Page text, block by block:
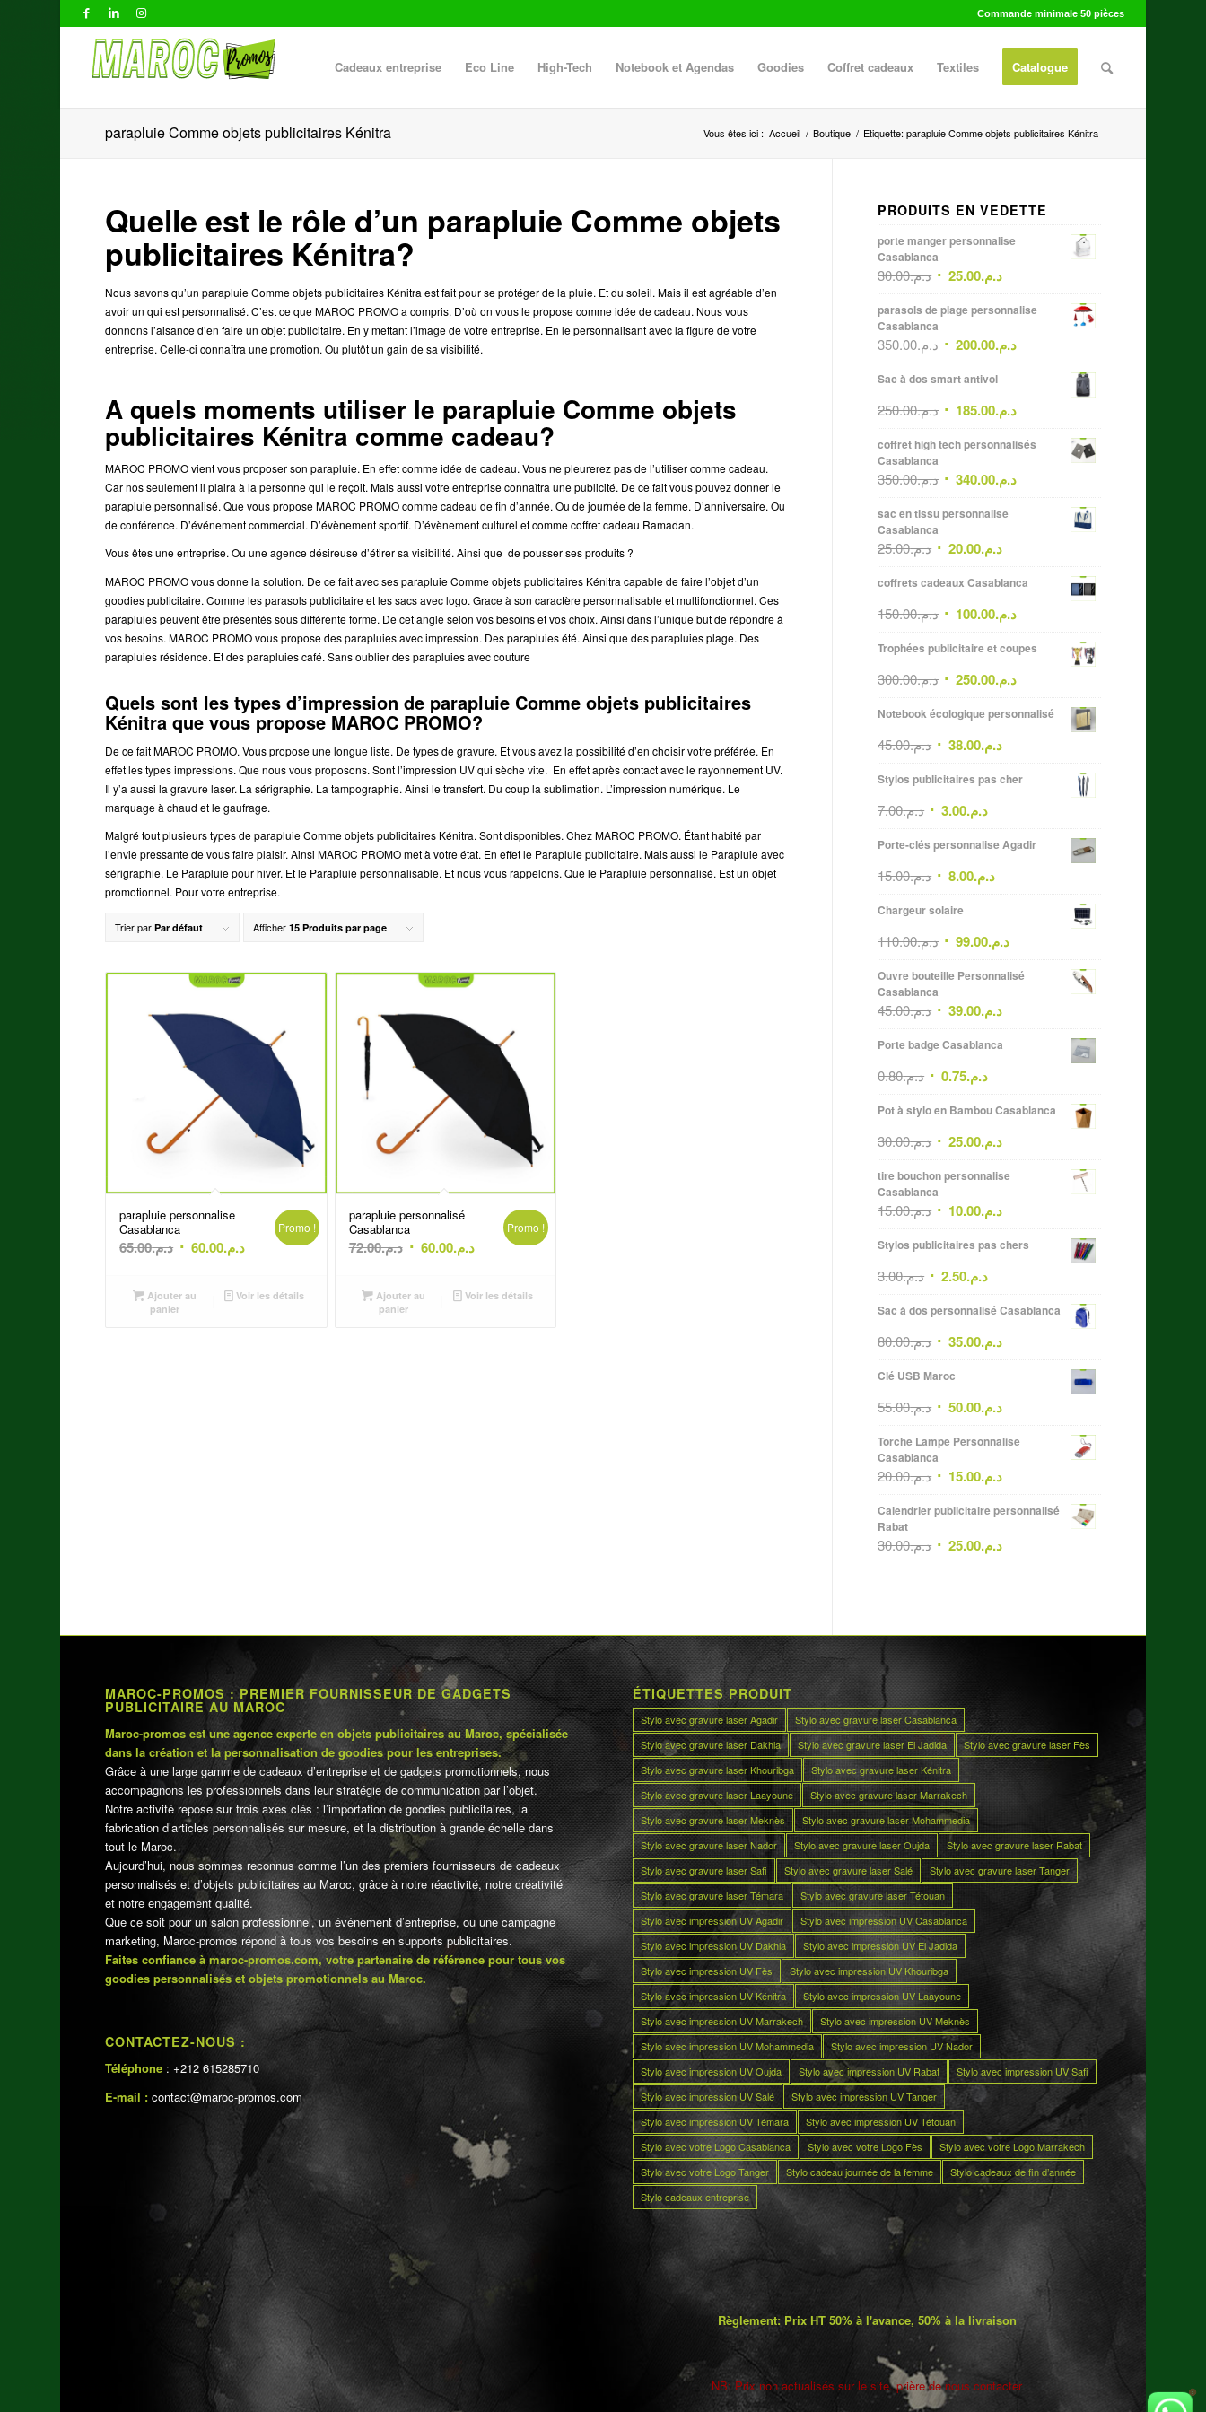
Commande minimale 50 pièces
Cadeaux entreprise Eco Line High-Tech Notebook et Agendas Goodies Coffret cadeaux Textiles Catalogue
parapluie Comme objets publicitaires Kénitra Vous êtes ici : Accueil / Boutique / Etiquette: parapluie Comme objets publicitaires Kénitra
Quelle est le rôle d’un parapluie Comme objets
publicitaires Kénitra?
Nous savons qu’un parapluie Comme objets publicitaires Kénitra est fait pour se protéger de la pluie. Et du soleil. Mais il est agréable d’en
avoir un qui est personnalisé. C’est ce que MAROC PROMO a compris. D’où on vous le propose comme idée de cadeau. Nous vous
donnons l’aisance d’en faire un objet publicitaire. En y mettant l’image de votre entreprise. En le personnalisant avec la figure de votre
entreprise. Celle-ci connaîtra une promotion. Ou plutôt un gain de sa visibilité.
A quels moments utiliser le parapluie Comme objets
publicitaires Kénitra comme cadeau?
MAROC PROMO vient vous proposer son parapluie. En effet comme idée de cadeau. Vous ne pleurerez pas de l’utiliser comme cadeau.
Car nos seulement il plaira à la personne qui le reçoit. Mais aussi votre entreprise connaîtra une publicité. De ce fait vous pouvez donner le
parapluie personnalisé. Que vous propose MAROC PROMO comme cadeau de fin d’année. Ou de journée de la femme. D’anniversaire. Ou
de conférence. D’événement commercial. D’évènement sportif. D’évènement culturel et comme coffret cadeau Ramadan.
Vous êtes une entreprise. Ou une agence désireuse d’étirer sa visibilité. Ainsi que de pousser ses produits ?
MAROC PROMO vous donne la solution. De ce fait avec ses parapluie Comme objets publicitaires Kénitra capable de faire l’objet d’un
goodies publicitaire. Comme les parasols publicitaire et les sacs avec logo. Grace à son caractère personnalisable et multifonctionnel. Ces
parapluies peuvent être présentés sous différente forme. De cet angle selon vos besoins et vos choix. Ainsi dans l’unique but de répondre à
vos besoins. MAROC PROMO vous propose des parapluies avec impression. Des parapluies été. Ainsi que des parapluies plage. Des
parapluies résidence. Et des parapluies café. Sans oublier des parapluies avec couture
Quels sont les types d’impression de parapluie Comme objets publicitaires
Kénitra que vous propose MAROC PROMO?
De ce fait MAROC PROMO. Vous propose une longue liste. De types de gravure. Et vous avez la possibilité d’en choisir votre préférée. En
effet les types impressions. Que nous vous proposons. Sont l’impression UV qui sèche vite. En effet après contact avec le rayonnement UV.
Il y’a aussi la gravure laser. La sérigraphie. La tampographie. Ainsi le transfert. Du coup la sublimation. L’impression numérique. Le
marquage à chaud et le gaufrage.
Malgré tout plusieurs types de parapluie Comme objets publicitaires Kénitra. Sont disponibles. Chez MAROC PROMO. Étant habité par
l’envie pressante de vous faire plaisir. Ainsi MAROC PROMO met à votre état. En effet le Parapluie publicitaire. Mais aussi le Parapluie avec
sérigraphie. Le Parapluie pour hiver. Et le Parapluie personnalisable. Et nous vous rappelons. Que le Parapluie personnalisé. Est un objet
promotionnel. Pour votre entreprise.
Trier parPar défaut Afficher15 Produits par page
parapluie personnalise
Casablanca
د.م.65.00
Le
initial
était :
د.م.60.00
Le
actuel
Promo !
Ajouter au
panier
Voir les détails
parapluie personnalisé
Casablanca
د.م.72.00
Le
initial
était :
د.م.60.00
Le
actuel
Promo !
Ajouter au
panier
Voir les détails
PRODUITS EN VEDETTE
porte manger personnalise
Casablanca
د.م.30.00 د.م.25.00
parasols de plage personnalise
Casablanca
د.م.350.00 د.م.200.00
Sac à dos smart antivol
د.م.250.00 د.م.185.00
coffret high tech personnalisés
Casablanca
د.م.350.00 د.م.340.00
sac en tissu personnalise
Casablanca
د.م.25.00 د.م.20.00
coffrets cadeaux Casablanca
د.م.150.00 د.م.100.00
Trophées publicitaire et coupes
د.م.300.00 د.م.250.00
Notebook écologique personnalisé
د.م.45.00 د.م.38.00
Stylos publicitaires pas cher
د.م.7.00 د.م.3.00
Porte-clés personnalise Agadir
د.م.15.00 د.م.8.00
Chargeur solaire
د.م.110.00 د.م.99.00
Ouvre bouteille Personnalisé
Casablanca
د.م.45.00 د.م.39.00
Porte badge Casablanca
د.م.0.80 د.م.0.75
Pot à stylo en Bambou Casablanca
د.م.30.00 د.م.25.00
tire bouchon personnalise
Casablanca
د.م.15.00 د.م.10.00
Stylos publicitaires pas chers
د.م.3.00 د.م.2.50
Sac à dos personnalisé Casablanca
د.م.80.00 د.م.35.00
Clé USB Maroc
د.م.55.00 د.م.50.00
Torche Lampe Personnalise
Casablanca
د.م.20.00 د.م.15.00
Calendrier publicitaire personnalisé
Rabat
د.م.30.00 د.م.25.00
MAROC-PROMOS : PREMIER FOURNISSEUR DE GADGETS
PUBLICITAIRE AU MAROC
Maroc-promos est une agence experte en objets publicitaires au Maroc, spécialisée
dans la création et la personnalisation de goodies pour les entreprises.
Grâce à une large gamme de cadeaux d’entreprise et de gadgets promotionnels, nous
accompagnons les professionnels dans leur stratégie de communication par l’objet.
Notre activité repose sur trois axes clés : l’importation de goodies publicitaires, la
fabrication d’articles personnalisés sur mesure, et la distribution à grande échelle dans
tout le Maroc.
Aujourd’hui, nous sommes reconnus comme l’un des premiers fournisseurs de cadeaux
personnalisés et d’objets publicitaires au Maroc, grâce à notre réactivité, notre créativité
et notre engagement qualité.
Que ce soit pour un salon professionnel, un événement d’entreprise, ou une campagne
marketing, Maroc-promos répond à tous vos besoins en supports publicitaires.
Faites confiance à maroc-promos.com, votre partenaire de référence pour tous vos
goodies personnalisés et objets promotionnels au Maroc.
CONTACTEZ-NOUS :
Téléphone : +212 615285710
E-mail : contact@maroc-promos.com
ÉTIQUETTES PRODUIT
Stylo avec gravure laser Agadir
Stylo avec gravure laser Casablanca
Stylo avec gravure laser Dakhla
Stylo avec gravure laser El Jadida
Stylo avec gravure laser Fès
Stylo avec gravure laser Khouribga
Stylo avec gravure laser Kénitra
Stylo avec gravure laser Laayoune
Stylo avec gravure laser Marrakech
Stylo avec gravure laser Meknès
Stylo avec gravure laser Mohammedia
Stylo avec gravure laser Nador
Stylo avec gravure laser Oujda
Stylo avec gravure laser Rabat
Stylo avec gravure laser Safi
Stylo avec gravure laser Salé
Stylo avec gravure laser Tanger
Stylo avec gravure laser Témara
Stylo avec gravure laser Tétouan
Stylo avec impression UV Agadir
Stylo avec impression UV Casablanca
Stylo avec impression UV Dakhla
Stylo avec impression UV El Jadida
Stylo avec impression UV Fès
Stylo avec impression UV Khouribga
Stylo avec impression UV Kénitra
Stylo avec impression UV Laayoune
Stylo avec impression UV Marrakech
Stylo avec impression UV Meknès
Stylo avec impression UV Mohammedia
Stylo avec impression UV Nador
Stylo avec impression UV Oujda
Stylo avec impression UV Rabat
Stylo avec impression UV Safi
Stylo avec impression UV Salé
Stylo avec impression UV Tanger
Stylo avec impression UV Témara
Stylo avec impression UV Tétouan
Stylo avec votre Logo Casablanca
Stylo avec votre Logo Fès
Stylo avec votre Logo Marrakech
Stylo avec votre Logo Tanger
Stylo cadeau journée de la femme
Stylo cadeaux de fin d’année
Stylo cadeaux entreprise
Règlement: Prix HT 50% à l'avance, 50% à la livraison
NB: Prix non actualisés sur le site. prière de nous contacter 5